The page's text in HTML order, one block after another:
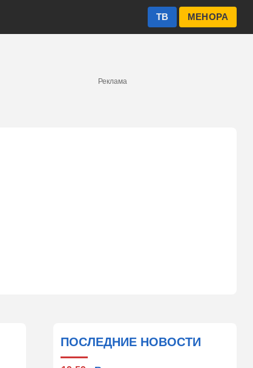
МЕНОРА
ТВ
Реклама
ПОСЛЕДНИЕ НОВОСТИ